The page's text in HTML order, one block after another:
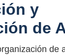
y
de
de